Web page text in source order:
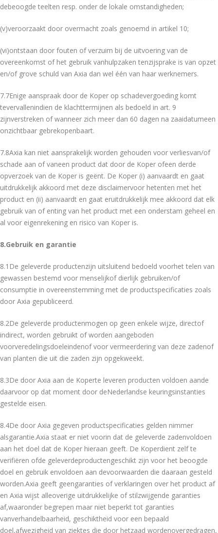
debeoogde teelten resp. onder de lokale omstandigheden;
(v)veroorzaakt door overmacht zoals genoemd in artikel 10;
(vi)ontstaan door fouten of verzuim bij de uitvoering van de
overeenkomst of het gebruik vanhulpzaken tenzijsprake is van opzet
en/of grove schuld van Axia dan wel één van haar werknemers.
7.7Enige aanspraak door de Koper op schadevergoeding komt
tevervallenindien de klachttermijnen als bedoeld in art. 9
zijnverstreken of wanneer zich meer dan 60 dagen na zaaidatumeen
onzichtbaar gebrekopenbaart.
7.8Axia kan niet aansprakelijk worden gehouden voor verliesvan/of
schade aan of vaneen product dat door de Koper ofeen derde
opverzoek van de Koper is geënt. De Koper (i) aanvaardt en gaat
uitdrukkelijk akkoord met deze disclaimervoor hetenten met het
product en (ii) aanvaardt en gaat eruitdrukkelijk mee akkoord dat elk
gebruik van of enting van het product met een onderstam geheel en
al voor eigenrekening en risico van Koper is.
8.Gebruik en garantie
8.1De geleverde productenzijn uitsluitend bedoeld voorhet telen van
gewassen bestemd voor menselijkof dierlijk gebruiken/of
consumptie in overeenstemming met de productspecificaties zoals
door Axia gepubliceerd.
8.2De geleverde productenmogen op geen enkele wijze, directof
indirect, worden gebruikt of worden aangeboden
voorveredelingsdoeleindenof voor vermeerdering van deze zadenof
van planten die uit die zaden zijn opgekweekt.
8.3De door Axia aan de Koperte leveren producten voldoen aande
daarvoor op dat moment door deNederlandse keuringsinstanties
gestelde eisen.
8.4De door Axia gegeven productspecificaties gelden nimmer
alsgarantie.Axia staat er niet voorin dat de geleverde zadenvoldoen
aan het doel dat de Koper hieraan geeft. De Koperdient zelf te
verifiëren ofde geleverdeproductengeschikt zijn voor het beoogde
doel en gebruik envoldoen aan devoorwaarden die daaraan gesteld
worden.Axia geeft geengaranties of verklaringen over het product af
en Axia wijst alleoverige uitdrukkelijke of stilzwijgende garanties
af,waaronder begrepen maar niet beperkt tot garanties
vanverhandelbaarheid, geschiktheid voor een bepaald
doel,afwezigheid van ziektes die door hetzaad wordenovergedragen,